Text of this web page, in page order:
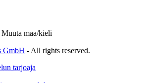
Muuta maa/kieli
GmbH - All rights reserved.
tarjoaja